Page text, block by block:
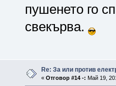
пушенето го
свекърва.
Re: За или против
« Отговор #14 -: Май 19,